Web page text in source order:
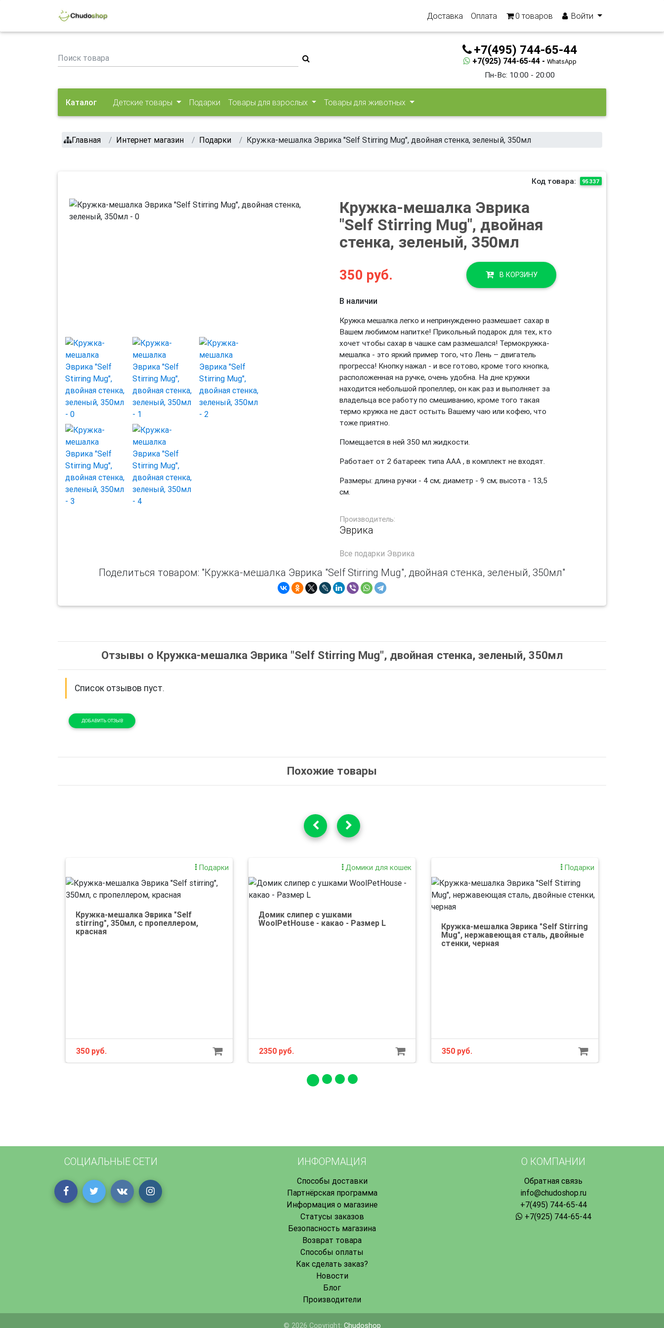
Доставка Оплата 0 товаров Войти
+7(495) 744-65-44
+7(925) 744-65-44 - WhatsApp
Пн-Вс: 10:00 - 20:00
Каталог Детские товары Подарки Товары для взрослых Товары для животных
Главная Интернет магазин Подарки Кружка-мешалка Эврика "Self Stirring Mug", двойная стенка, зеленый, 350мл
Код товара: 95337
Кружка-мешалка Эврика
"Self Stirring Mug", двойная
стенка, зеленый, 350мл
350 руб. В КОРЗИНУ
В наличии
Кружка мешалка легко и непринужденно размешает сахар в
Вашем любимом напитке! Прикольный подарок для тех, кто
хочет чтобы сахар в чашке сам размешался! Термокружка-
мешалка - это яркий пример того, что Лень – двигатель
прогресса! Кнопку нажал - и все готово, кроме того кнопка,
расположенная на ручке, очень удобна. На дне кружки
находится небольшой пропеллер, он как раз и выполняет за
владельца все работу по смешиванию, кроме того такая
термо кружка не даст остыть Вашему чаю или кофею, что
тоже приятно.
Помещается в ней 350 мл жидкости.
Работает от 2 батареек типа ААА , в комплект не входят.
Размеры: длина ручки - 4 см; диаметр - 9 см; высота - 13,5
см.
Производитель:
Эврика
Все подарки Эврика
Поделиться товаром: "Кружка-мешалка Эврика "Self Stirring Mug", двойная стенка, зеленый, 350мл"
Отзывы о Кружка-мешалка Эврика "Self Stirring Mug", двойная стенка, зеленый, 350мл
Список отзывов пуст.
ДОБАВИТЬ ОТЗЫВ
Похожие товары
Подарки
Кружка-мешалка Эврика "Self
stirring", 350мл, с пропеллером,
красная
350 руб.
Домики для кошек
Домик слипер с ушками
WoolPetHouse - какао - Размер L
2350 руб.
Подарки
Кружка-мешалка Эврика "Self Stirring
Mug", нержавеющая сталь, двойные
стенки, черная
350 руб.
СОЦИАЛЬНЫЕ СЕТИ ИНФОРМАЦИЯ
Способы доставки
Партнёрская программа
Информация о магазине
Статусы заказов
Безопасность магазина
Возврат товара
Способы оплаты
Как сделать заказ?
Новости
Блог
Производители
О КОМПАНИИ
Обратная связь
info@chudoshop.ru
+7(495) 744-65-44
+7(925) 744-65-44
© 2026 Copyright: Chudoshop